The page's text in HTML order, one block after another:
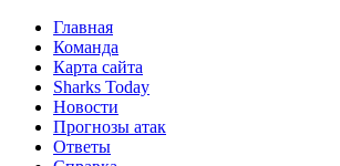
Главная
Команда
Карта сайта
Sharks Today
Новости
Прогнозы атак
Ответы